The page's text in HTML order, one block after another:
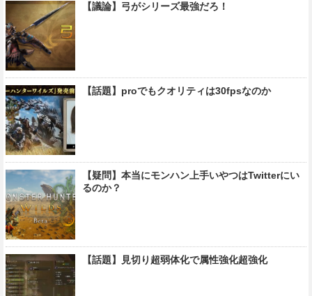
【議論】弓がシリーズ最強だろ！
【話題】proでもクオリティは30fpsなのか
【疑問】本当にモンハン上手いやつはTwitterにい
るのか？
【話題】見切り超弱体化で属性強化超強化